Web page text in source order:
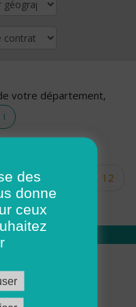
votre département,
!
10
12
16 17
des
donne
ceux